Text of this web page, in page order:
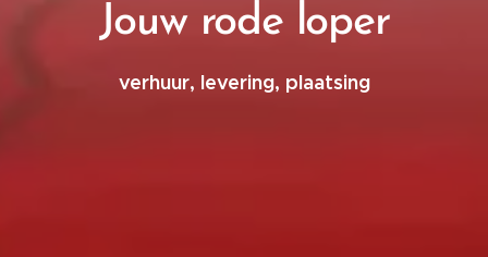
Jouw rode loper
verhuur, levering, plaatsing